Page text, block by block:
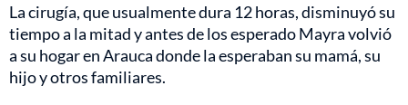
La cirugía, que usualmente dura 12 horas, disminuyó su
tiempo a la mitad y antes de los esperado Mayra volvió
a su hogar en Arauca donde la esperaban su mamá, su
hijo y otros familiares.